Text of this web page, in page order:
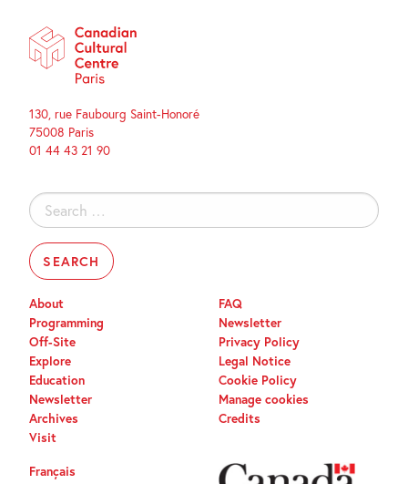
130, rue Faubourg Saint-Honoré
75008 Paris
01 44 43 21 90
Search
for:
About
Programming
Off-Site
Explore
Education
Newsletter
Archives
Visit
FAQ
Newsletter
Privacy Policy
Legal Notice
Cookie Policy
Manage cookies
Credits
Français